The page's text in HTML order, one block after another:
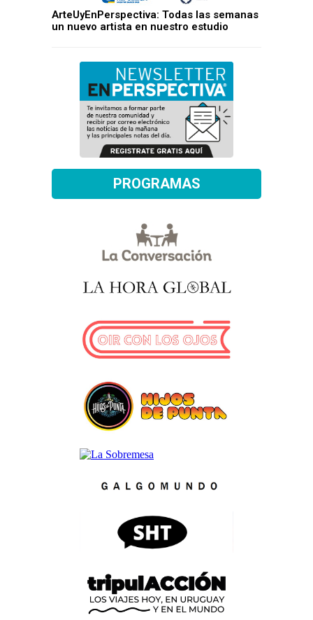
ArteUyEnPerspectiva: Todas las semanas
un nuevo artista en nuestro estudio
PROGRAMAS